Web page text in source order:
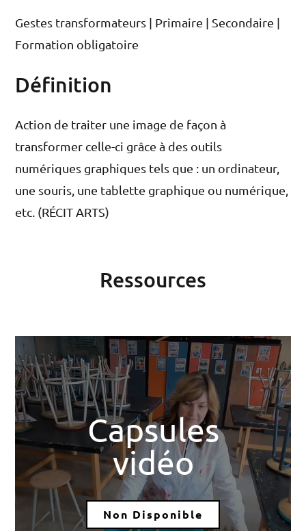
Gestes transformateurs | Primaire | Secondaire |
Formation obligatoire
Définition
Action de traiter une image de façon à
transformer celle-ci grâce à des outils
numériques graphiques tels que : un ordinateur,
une souris, une tablette graphique ou numérique,
etc. (RÉCIT ARTS)
Ressources
Capsules
vidéo
Non Disponible